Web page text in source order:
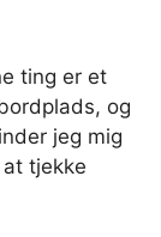
ting er et
og
jeg mig
tjekke